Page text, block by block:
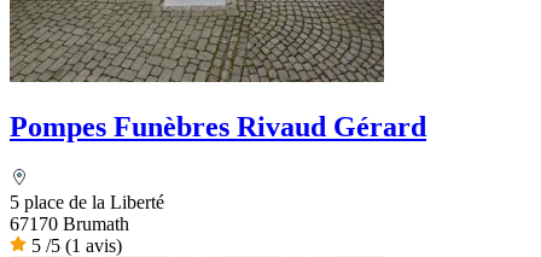
Pompes Funèbres Rivaud Gérard
5 place de la Liberté
67170 Brumath
5 /5 (1 avis)